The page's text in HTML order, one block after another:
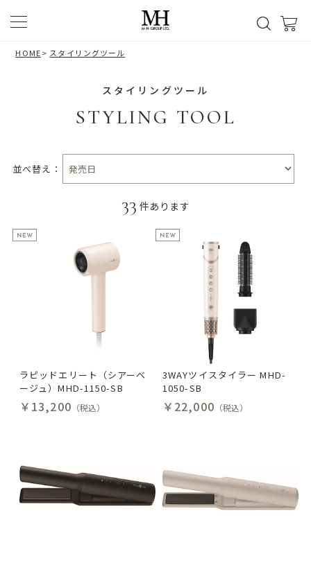
HOME> スタイリングツール
スタイリングツール
STYLING TOOL
並べ替え：
33 件あります
ラピッドエリート（シアーベ
ージュ）MHD-1150-SB
￥13,200 （税込）
3WAYツイスタイラー MHD-
1050-SB
￥22,000 （税込）